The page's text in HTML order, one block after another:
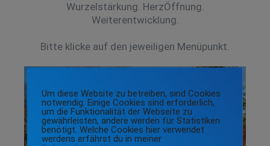
Wurzelstärkung. HerzÖffnung.
Weiterentwicklung.
Bitte klicke auf den jeweiligen Menüpunkt.
Um diese Website zu betreiben, sind Cookies
notwendig. Einige Cookies sind erforderlich,
um die Funktionalität der Webseite zu
gewährleisten, andere werden für Statistiken
benötigt. Welche Cookies hier verwendet
werdens erfährst du in meiner